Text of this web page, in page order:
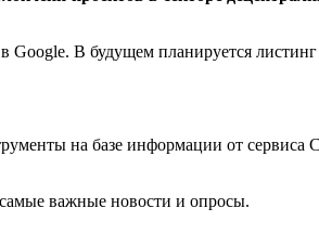
В будущем планируется
на базе информации от сервиса
важные новости и опросы.